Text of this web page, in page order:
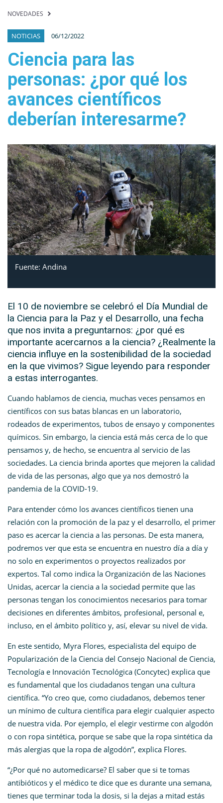
NOVEDADES
NOTICIAS 06/12/2022
Ciencia para las
personas: ¿por qué los
avances científicos
deberían interesarme?
Fuente: Andina
El 10 de noviembre se celebró el Día Mundial de
la Ciencia para la Paz y el Desarrollo, una fecha
que nos invita a preguntarnos: ¿por qué es
importante acercarnos a la ciencia? ¿Realmente la
ciencia influye en la sostenibilidad de la sociedad
en la que vivimos? Sigue leyendo para responder
a estas interrogantes.
Cuando hablamos de ciencia, muchas veces pensamos en
científicos con sus batas blancas en un laboratorio,
rodeados de experimentos, tubos de ensayo y componentes
químicos. Sin embargo, la ciencia está más cerca de lo que
pensamos y, de hecho, se encuentra al servicio de las
sociedades. La ciencia brinda aportes que mejoren la calidad
de vida de las personas, algo que ya nos demostró la
pandemia de la COVID-19.
Para entender cómo los avances científicos tienen una
relación con la promoción de la paz y el desarrollo, el primer
paso es acercar la ciencia a las personas. De esta manera,
podremos ver que esta se encuentra en nuestro día a día y
no solo en experimentos o proyectos realizados por
expertos. Tal como indica la Organización de las Naciones
Unidas, acercar la ciencia a la sociedad permite que las
personas tengan los conocimientos necesarios para tomar
decisiones en diferentes ámbitos, profesional, personal e,
incluso, en el ámbito político y, así, elevar su nivel de vida.
En este sentido, Myra Flores, especialista del equipo de
Popularización de la Ciencia del Consejo Nacional de Ciencia,
Tecnología e Innovación Tecnológica (Concytec) explica que
es fundamental que los ciudadanos tengan una cultura
científica. “Yo creo que, como ciudadanos, debemos tener
un mínimo de cultura científica para elegir cualquier aspecto
de nuestra vida. Por ejemplo, el elegir vestirme con algodón
o con ropa sintética, porque se sabe que la ropa sintética da
más alergias que la ropa de algodón”, explica Flores.
“¿Por qué no automedicarse? El saber que si te tomas
antibióticos y el médico te dice que es durante una semana,
tienes que terminar toda la dosis, si la dejas a mitad estás